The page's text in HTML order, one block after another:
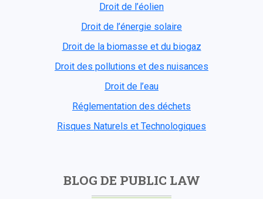
Droit de l’éolien
Droit de l’énergie solaire
Droit de la biomasse et du biogaz
Droit des pollutions et des nuisances
Droit de l’eau
Réglementation des déchets
Risques Naturels et Technologiques
BLOG DE PUBLIC LAW